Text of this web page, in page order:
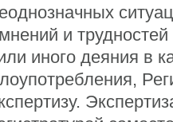
и трудностей
иного деяния в